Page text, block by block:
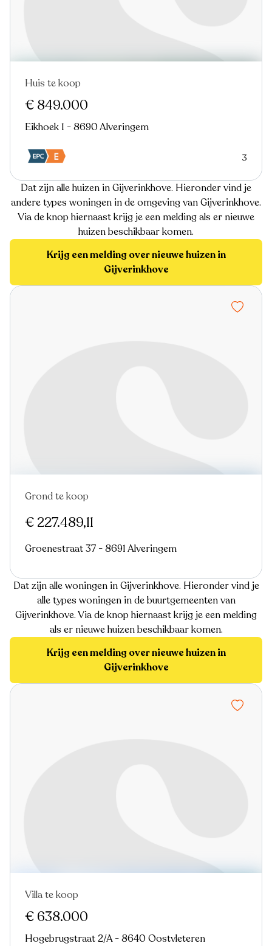
Huis te koop
€ 849.000
Eikhoek 1 - 8690 Alveringem
3
Dat zijn alle huizen in Gijverinkhove. Hieronder vind je
andere types woningen in de omgeving van Gijverinkhove.
Via de knop hiernaast krijg je een melding als er nieuwe
huizen beschikbaar komen.
Krijg een melding over nieuwe huizen in
Gijverinkhove
Grond te koop
€ 227.489,11
Groenestraat 37 - 8691 Alveringem
Dat zijn alle woningen in Gijverinkhove. Hieronder vind je
alle types woningen in de buurtgemeenten van
Gijverinkhove. Via de knop hiernaast krijg je een melding
als er nieuwe huizen beschikbaar komen.
Krijg een melding over nieuwe huizen in
Gijverinkhove
Nieuw
Villa te koop
€ 638.000
Hogebrugstraat 2/A - 8640 Oostvleteren